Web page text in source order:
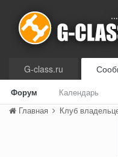
G-class.ru
Форум Календарь
Главная Клуб